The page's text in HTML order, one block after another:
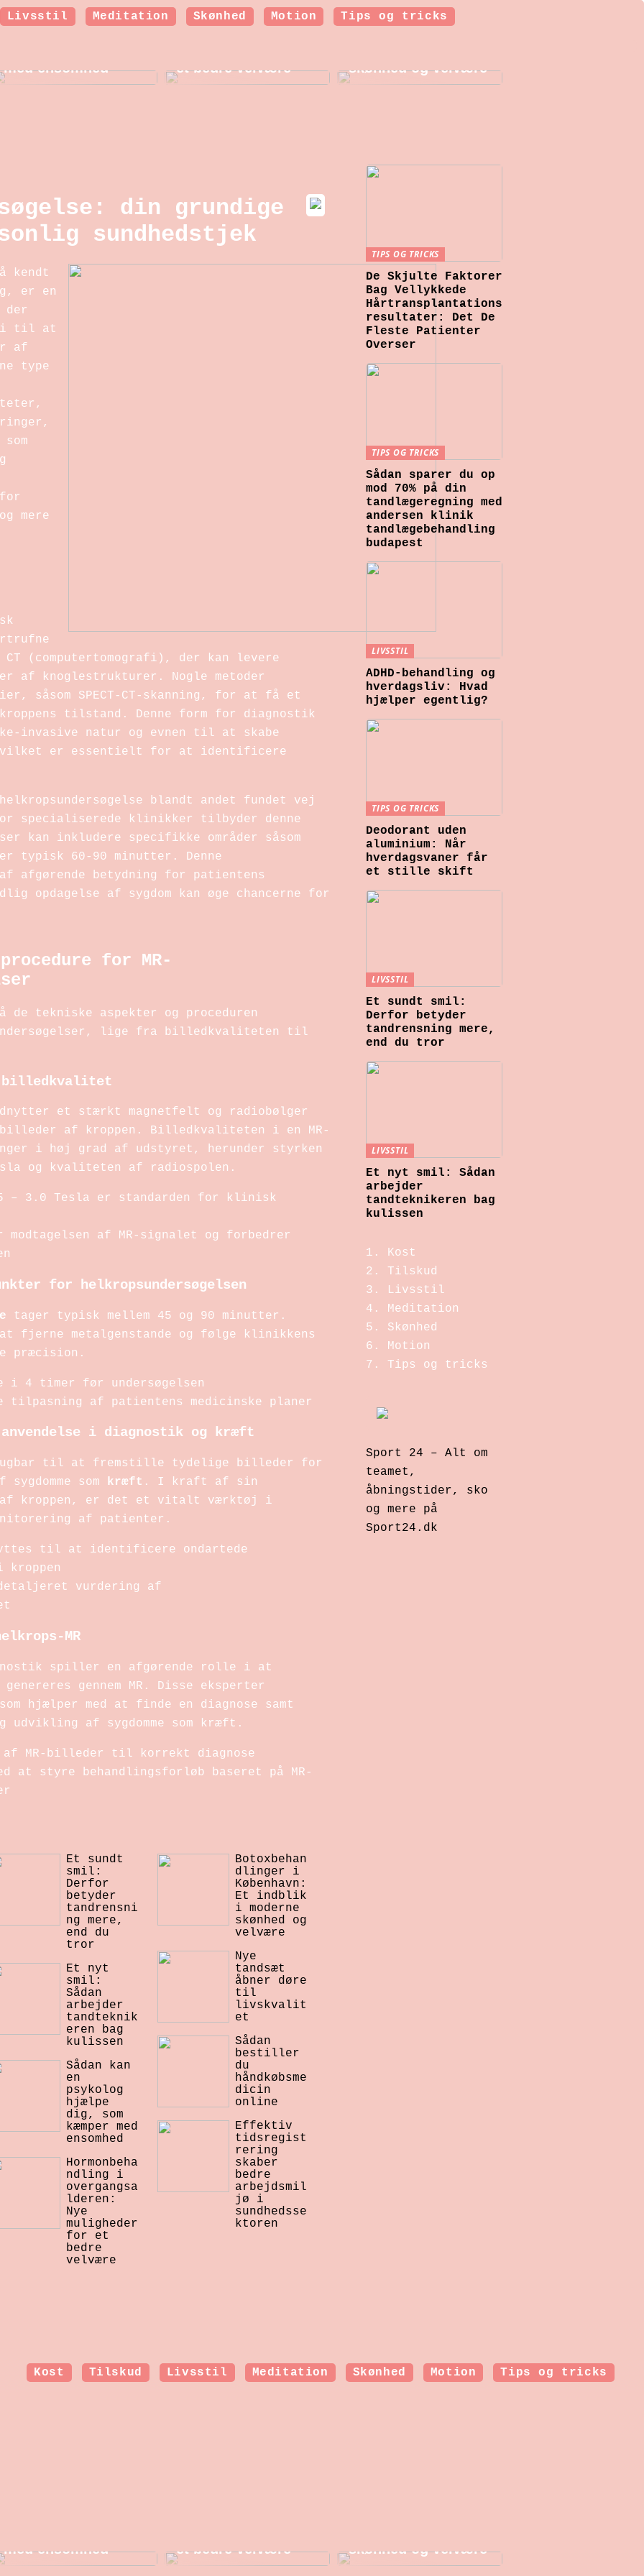
Livsstil Meditation Skønhed Motion Tips og tricks
Sådan kan en
med ensomhed
Hormonbehandling i
et bedre velvære
Botoxbehandlinger i
skønhed og velvære
din grundige
sundhedstjek
kendt
er en
der
til at
af
type
mere
(computertomografi), der kan levere
af knoglestrukturer. Nogle metoder
såsom SPECT-CT-skanning, for at få et
tilstand. Denne form for diagnostik
invasive natur og evnen til at skabe
er essentielt for at identificere
blandt andet fundet vej
specialiserede klinikker tilbyder denne
kan inkludere specifikke områder såsom
typisk 60-90 minutter. Denne
afgørende betydning for patientens
opdagelse af sygdom kan øge chancerne for
for MR-
de tekniske aspekter og proceduren
lige fra billedkvaliteten til
billedkvalitet
et stærkt magnetfelt og radiobølger
af kroppen. Billedkvaliteten i en MR-
i høj grad af udstyret, herunder styrken
og kvaliteten af radiospolen.
– 3.0 Tesla er standarden for klinisk
modtagelsen af MR-signalet og forbedrer
for helkropsundersøgelsen
tager typisk mellem 45 og 90 minutter.
fjerne metalgenstande og følge klinikkens
præcision.
i 4 timer før undersøgelsen
tilpasning af patientens medicinske planer
anvendelse i diagnostik og kræft
til at fremstille tydelige billeder for
som kræft . I kraft af sin
af kroppen, er det et vitalt værktøj i
af patienter.
til at identificere ondartede
vurdering af
MR
spiller en afgørende rolle i at
gennem MR. Disse eksperter
hjælper med at finde en diagnose samt
af sygdomme som kræft.
af MR-billeder til korrekt diagnose
at styre behandlingsforløb baseret på MR-
Et sundt
smil:
Derfor
betyder
tandrensni
ng mere,
end du
tror
Et nyt
smil:
Sådan
arbejder
tandteknik
eren bag
kulissen
Sådan kan
en
psykolog
hjælpe
dig, som
kæmper med
ensomhed
Hormonbeha
ndling i
overgangsa
lderen:
Nye
muligheder
for et
bedre
velvære
Botoxbehan
dlinger i
København:
Et indblik
i moderne
skønhed og
velvære
Nye
tandsæt
åbner døre
til
livskvalit
et
Sådan
bestiller
du
håndkøbsme
dicin
online
Effektiv
tidsregist
rering
skaber
bedre
arbejdsmil
jø i
sundhedsse
ktoren
TIPS OG TRICKS
De Skjulte Faktorer
Bag Vellykkede
Hårtransplantations
resultater: Det De
Fleste Patienter
Overser
TIPS OG TRICKS
Sådan sparer du op
mod 70% på din
tandlægeregning med
andersen klinik
tandlægebehandling
budapest
LIVSSTIL
ADHD-behandling og
hverdagsliv: Hvad
hjælper egentlig?
TIPS OG TRICKS
Deodorant uden
aluminium: Når
hverdagsvaner får
et stille skift
LIVSSTIL
Et sundt smil:
Derfor betyder
tandrensning mere,
end du tror
LIVSSTIL
Et nyt smil: Sådan
arbejder
tandteknikeren bag
kulissen
Kost
Tilskud
Livsstil
Meditation
Skønhed
Motion
Tips og tricks
Sport 24 – Alt om
teamet,
åbningstider, sko
og mere på
Sport24.dk
Kost Tilskud Livsstil Meditation Skønhed Motion Tips og tricks
med ensomhed
et bedre velvære
skønhed og velvære